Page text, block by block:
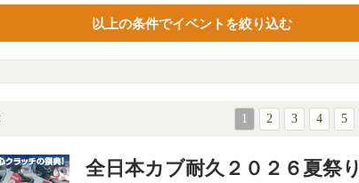
1 2 3 4 5
全日本カブ耐久２０２６夏祭り